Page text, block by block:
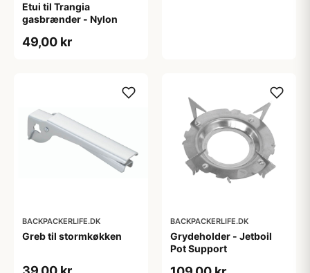
Etui til Trangia
gasbrænder - Nylon
49,00 kr
BACKPACKERLIFE.DK
Greb til stormkøkken
BACKPACKERLIFE.DK
Grydeholder - Jetboil
Pot Support